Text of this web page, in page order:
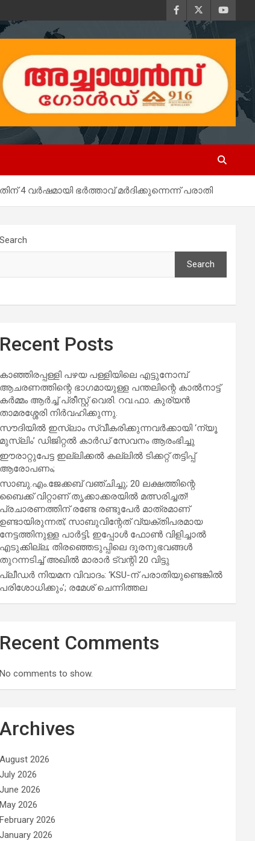
4 വർഷമായി ഭർത്താവ് മർദിക്കുന്നെന്ന് പരാതി
Search
Search
Recent Posts
കാഞ്ഞിരപ്പള്ളി പഴയ പള്ളിയിലെ എട്ടുനോമ്പ്
ആചരണത്തിന്റെ ഭാഗമായുള്ള പന്തലിന്റെ കാൽനാട്ട്
കർമ്മം ആർച്ച് പ്രീസ്റ്റ് വെരി. റവ.ഫാ. കുര്യൻ
താമരശ്ശേരി നിർവഹിക്കുന്നു.
സൗദിയില്‍ ഇസ്‌ലാം സ്വീകരിക്കുന്നവര്‍ക്കായി ‘ന്യൂ
മുസ്ലിം’ ഡിജിറ്റല്‍ കാര്‍ഡ് സേവനം ആരംഭിച്ചു
ഈരാറ്റുപേട്ട ഇല്ലിക്കൽ കല്ലിൽ ടിക്കറ്റ് തട്ടിപ്പ്
ആരോപണം;
സാബു.എം.ജേക്കബ് വഞ്ചിച്ചു; 20 ലക്ഷത്തിന്റെ
ബൈക്ക് വിറ്റാണ് തൃക്കാക്കരയില്‍ മത്സരിച്ചത്!
പ്രചാരണത്തിന് രണ്ടേ രണ്ടുപേര്‍ മാത്രമാണ്
ഉണ്ടായിരുന്നത്; സാബുവിന്റേത് വ്യക്തിപരമായ
നേട്ടത്തിനുള്ള പാര്‍ട്ടി; ഇപ്പോള്‍ ഫോണ്‍ വിളിച്ചാല്‍
എടുക്കില്ല; തിരഞ്ഞെടുപ്പിലെ ദുരനുഭവങ്ങള്‍
തുറന്നടിച്ച് അഖില്‍ മാരാര്‍ ട്വന്റി 20 വിട്ടു
പ്ലീഡർ നിയമന വിവാദം: ‘KSU-ന് പരാതിയുണ്ടെങ്കിൽ
പരിശോധിക്കും’; രമേശ് ചെന്നിത്തല
Recent Comments
No comments to show.
Archives
August 2026
July 2026
June 2026
May 2026
February 2026
January 2026